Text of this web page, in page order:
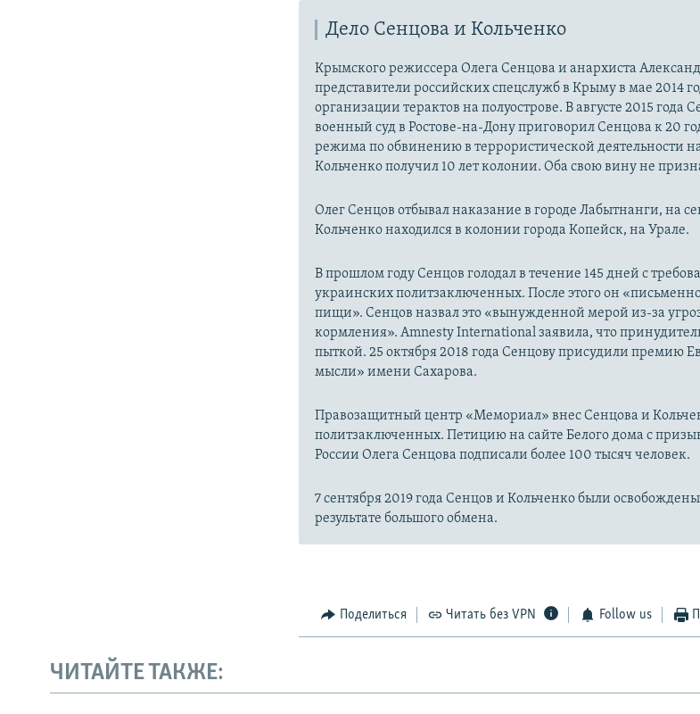
Дело Сенцова и Кольченко
Крымского режиссера Олега Сенцова и анархиста
представители российских спецслужб в Крыму в мае 2014
организации терактов на полуострове. В августе 2015
военный суд в Ростове-на-Дону приговорил Сенцова к 20
режима по обвинению в террористической деятельности
Кольченко получил 10 лет колонии. Оба свою вину не
Олег Сенцов отбывал наказание в городе Лабытнанги, на
Кольченко находился в колонии города Копейск, на Урале.
В прошлом году Сенцов голодал в течение 145 дней с
украинских политзаключенных. После этого он
пищи». Сенцов назвал это «вынужденной мерой из-за
кормления». Amnesty International заявила, что
пыткой. ​25 октября 2018 года Сенцову присудили премию
мысли» имени Сахарова.
Правозащитный центр «Мемориал» внес Сенцова и
политзаключенных. Петицию на сайте Белого дома с
России Олега Сенцова подписали более 100 тысяч человек.
7 сентября 2019 года Сенцов и Кольченко были
результате большого обмена.
Поделиться Читать без VPN Follow us
ЧИТАЙТЕ ТАКЖЕ: